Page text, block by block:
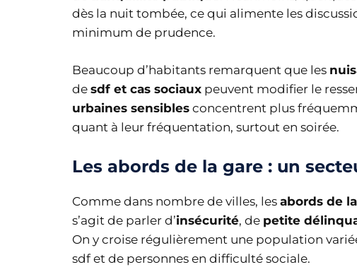
dès la nuit tombée, ce qui alimente les
minimum de prudence.
Beaucoup d’habitants remarquent que les
de sdf et cas sociaux peuvent modifier le
urbaines sensibles concentrent plus
quant à leur fréquentation, surtout en soirée.
Les abords de la gare : un
Comme dans nombre de villes, les abords de
s’agit de parler d’insécurité, de petite
On y croise régulièrement une population
sdf et de personnes en difficulté sociale.